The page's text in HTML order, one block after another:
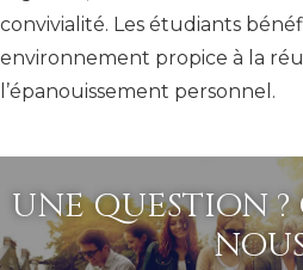
convivialité. Les étudiants
environnement propice à la
l’épanouissement personnel.
UNE QUESTION